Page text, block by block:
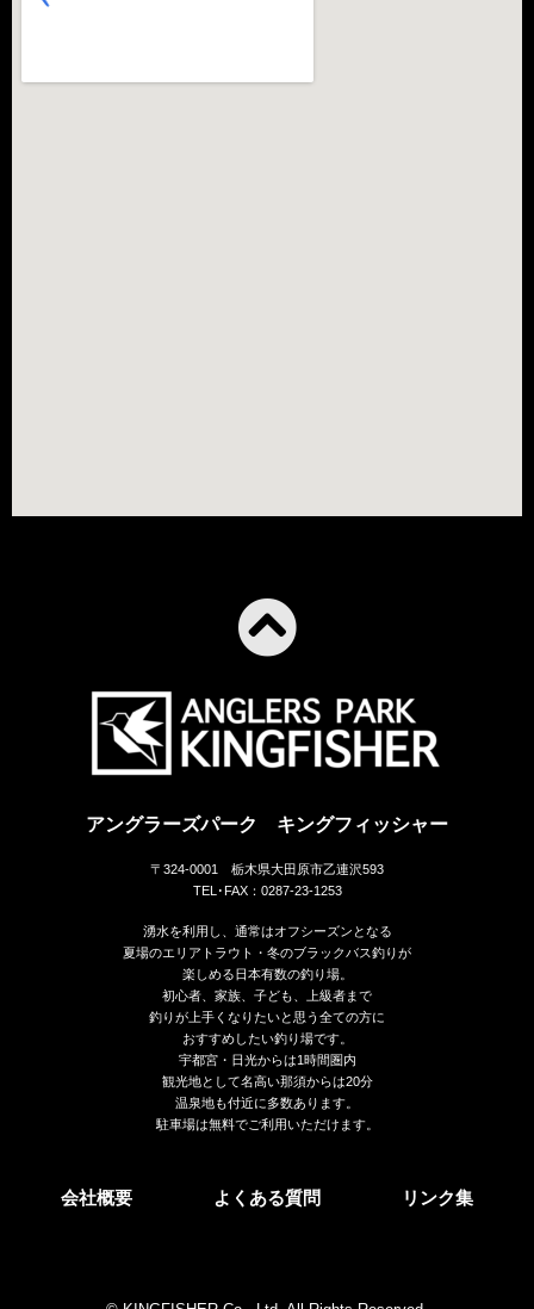
アングラーズパーク キングフィッシャー
〒324-0001 栃木県大田原市乙連沢593
TEL･FAX：0287-23-1253
湧水を利用し、通常はオフシーズンとなる
夏場のエリアトラウト・冬のブラックバス釣りが
楽しめる日本有数の釣り場。
初心者、家族、子ども、上級者まで
釣りが上手くなりたいと思う全ての方に
おすすめしたい釣り場です。
宇都宮・日光からは1時間圏内
観光地として名高い那須からは20分
温泉地も付近に多数あります。
駐車場は無料でご利用いただけます。
会社概要 よくある質問 リンク集